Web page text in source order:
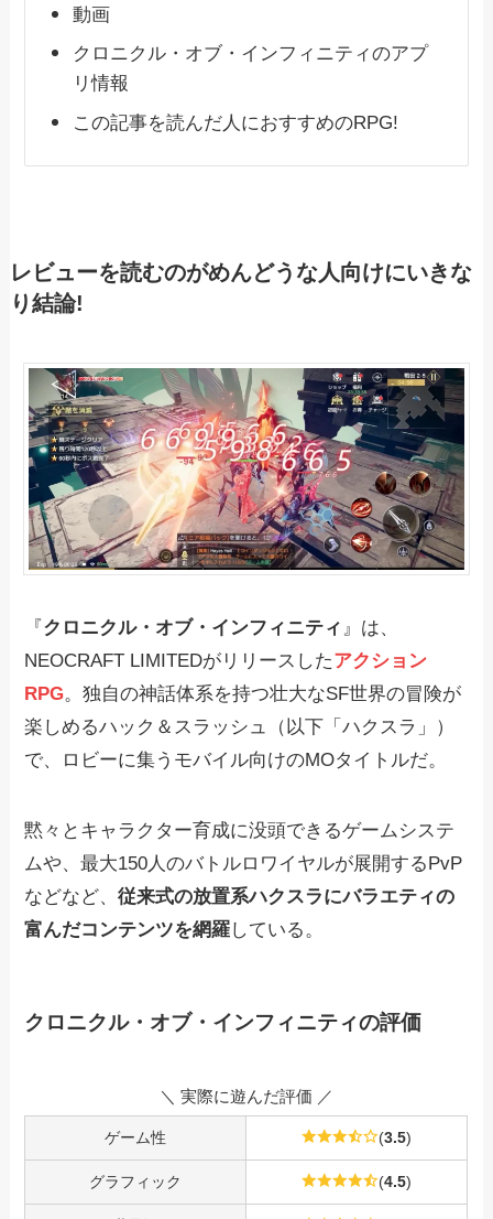
動画
クロニクル・オブ・インフィニティのアプ
リ情報
この記事を読んだ人におすすめのRPG!
レビューを読むのがめんどうな人向けにいきな
り結論!
『クロニクル・オブ・インフィニティ 』は、
NEOCRAFT LIMITEDがリリースしたアクション
RPG。独自の神話体系を持つ壮大なSF世界の冒険が
楽しめるハック＆スラッシュ（以下「ハクスラ」）
で、ロビーに集うモバイル向けのMOタイトルだ。
黙々とキャラクター育成に没頭できるゲームシステ
ムや、最大150人のバトルロワイヤルが展開するPvP
などなど、従来式の放置系ハクスラにバラエティの
富んだコンテンツを網羅している。
クロニクル・オブ・インフィニティの評価
＼ 実際に遊んだ評価 ／
ゲーム性 (3.5)
グラフィック (4.5)